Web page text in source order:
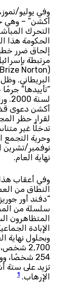
وفي يوليو/
أكشن” – وهي
التحرك
الحكومة هذا
إلحاق ضرر
مرتبطة
البريطاني.
“تأييدها”
أكشن دعوى
لقرار حظر
تدخلًا غير
وحرية
نوفمبر/تشرين
نهاية العام.
وفي أعقاب
النطاق من
سلسلة من
المتظاهرون
الإبادة
وبحلول نهاية
2,700
254
الإرهاب. 1